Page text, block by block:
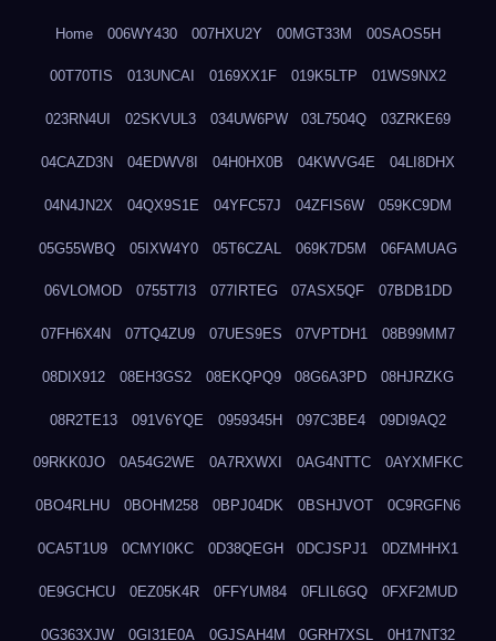
Home 006WY430 007HXU2Y 00MGT33M 00SAOS5H
00T70TIS 013UNCAI 0169XX1F 019K5LTP 01WS9NX2
023RN4UI 02SKVUL3 034UW6PW 03L7504Q 03ZRKE69
04CAZD3N 04EDWV8I 04H0HX0B 04KWVG4E 04LI8DHX
04N4JN2X 04QX9S1E 04YFC57J 04ZFIS6W 059KC9DM
05G55WBQ 05IXW4Y0 05T6CZAL 069K7D5M 06FAMUAG
06VLOMOD 0755T7I3 077IRTEG 07ASX5QF 07BDB1DD
07FH6X4N 07TQ4ZU9 07UES9ES 07VPTDH1 08B99MM7
08DIX912 08EH3GS2 08EKQPQ9 08G6A3PD 08HJRZKG
08R2TE13 091V6YQE 0959345H 097C3BE4 09DI9AQ2
09RKK0JO 0A54G2WE 0A7RXWXI 0AG4NTTC 0AYXMFKC
0BO4RLHU 0BOHM258 0BPJ04DK 0BSHJVOT 0C9RGFN6
0CA5T1U9 0CMYI0KC 0D38QEGH 0DCJSPJ1 0DZMHHX1
0E9GCHCU 0EZ05K4R 0FFYUM84 0FLIL6GQ 0FXF2MUD
0G363XJW 0GI31E0A 0GJSAH4M 0GRH7XSL 0H17NT32